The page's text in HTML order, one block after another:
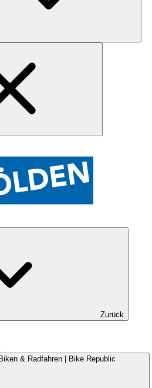
Zurück
Biken & Radfahren | Bike Republic